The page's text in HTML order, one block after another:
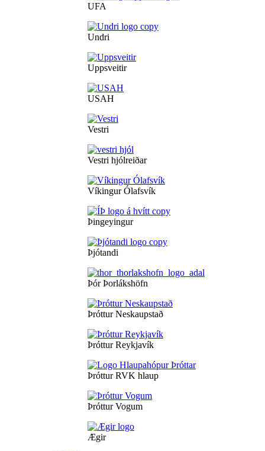
UFA
Undri
Uppsveitir
USAH
Vestri
Vestri hjólreiðar
Víkingur Ólafsvík
Þingeyingur
Þjótandi
Þór Þorlákshöfn
Þróttur Neskaupstað
Þróttur Reykjavík
Þróttur RVK hlaup
Þróttur Vogum
Ægir